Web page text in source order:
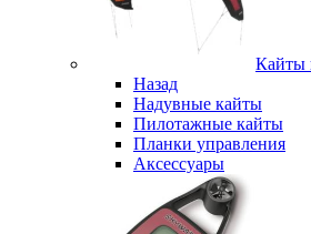
Кайты
Назад
Надувные кайты
Пилотажные кайты
Планки управления
Аксессуары